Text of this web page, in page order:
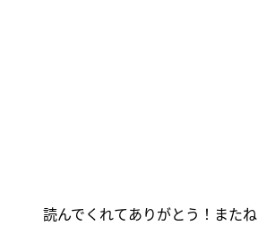
読んでくれてありがとう！またね